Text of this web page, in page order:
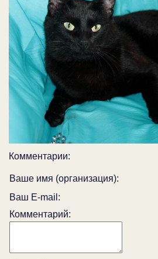
Комментарии:
Ваше имя (организация):
Ваш E-mail:
Комментарий: